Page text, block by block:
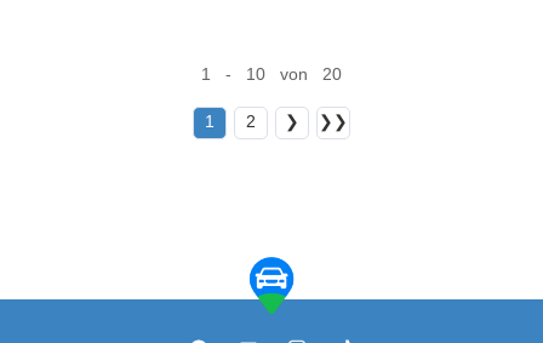
1 - 10 von 20
1 2 ❯ ❯❯